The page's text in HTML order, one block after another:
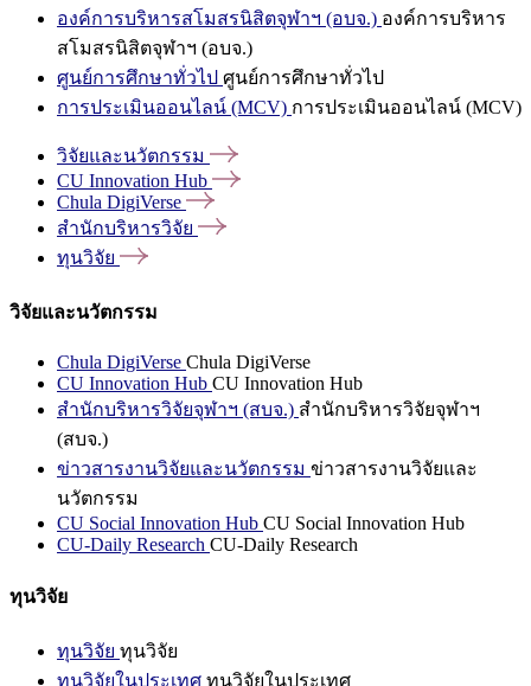
องค์การบริหารสโมสรนิสิตจุฬาฯ (อบจ.) องค์การบริหาร
สโมสรนิสิตจุฬาฯ (อบจ.)
ศูนย์การศึกษาทั่วไป ศูนย์การศึกษาทั่วไป
การประเมินออนไลน์ (MCV) การประเมินออนไลน์ (MCV)
วิจัยและนวัตกรรม
CU Innovation Hub
Chula DigiVerse
สำนักบริหารวิจัย
ทุนวิจัย
วิจัยและนวัตกรรม
Chula DigiVerse Chula DigiVerse
CU Innovation Hub CU Innovation Hub
สำนักบริหารวิจัยจุฬาฯ (สบจ.) สำนักบริหารวิจัยจุฬาฯ
(สบจ.)
ข่าวสารงานวิจัยและนวัตกรรม ข่าวสารงานวิจัยและ
นวัตกรรม
CU Social Innovation Hub CU Social Innovation Hub
CU-Daily Research CU-Daily Research
ทุนวิจัย
ทุนวิจัย ทุนวิจัย
ทุนวิจัยในประเทศ ทุนวิจัยในประเทศ